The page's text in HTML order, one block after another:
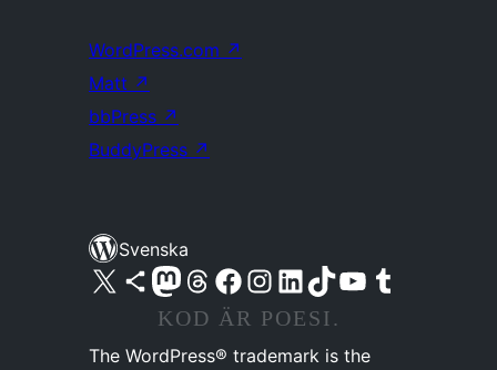
WordPress.com ↗
Matt ↗
bbPress ↗
BuddyPress ↗
Svenska
Besök vår X-konto (f.d. Twitter)
Besök vårt Bluesky-konto
Besök vårt Mastodon-kontoBesök vårt Thread-konto
Besök vår Facebook-sidaBesök vårt Instagram-kontoBesök vårt LinkedIn-konto
Besök vårt TikTok-kontoBesök vår YouTube-kanalBesök vårt Tumblr-konto
KOD ÄR POESI.
The WordPress® trademark is the